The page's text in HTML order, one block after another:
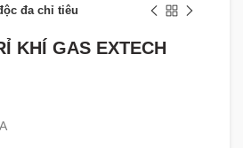
đa chỉ tiêu
KHÍ GAS EXTECH